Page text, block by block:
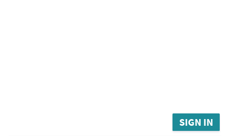
SIGN IN